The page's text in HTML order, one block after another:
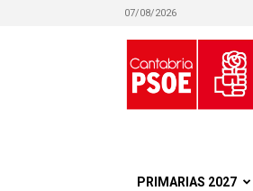
07/08/2026
PRIMARIAS 2027